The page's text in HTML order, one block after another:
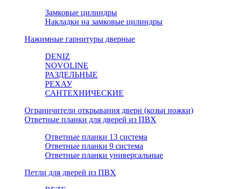
Замковые цилиндры
Накладки на замковые цилиндры
Нажимные гарнитуры дверные
DENIZ
NOVOLINE
РАЗДЕЛЬНЫЕ
РЕХАУ
САНТЕХНИЧЕСКИЕ
Ограничители открывания двери (козьи ножки)
Ответные планки для дверей из ПВХ
Ответные планки 13 система
Ответные планки 9 система
Ответные планки универсальные
Петли для дверей из ПВХ